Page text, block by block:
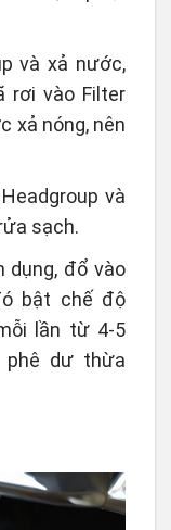
và xả nước,
rơi vào Filter
xả nóng, nên
và
sạch.
dụng, đổ vào
bật chế độ
lần từ 4-5
dư thừa